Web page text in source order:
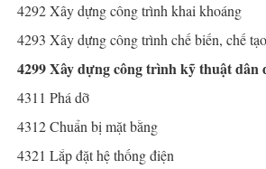
4292Xây dựng công trình khai khoáng
4293 Xây dựng công trình chế biến, chế tạo
4299Xây dựng công trình kỹ thuật dân
4311 Phá dỡ
4312Chuẩn bị mặt bằng
4321 Lắp đặt hệ thống điện